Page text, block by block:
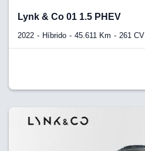
Lynk & Co 01 1.5 PHEV
2022 Híbrido 45.611 Km 261 CV